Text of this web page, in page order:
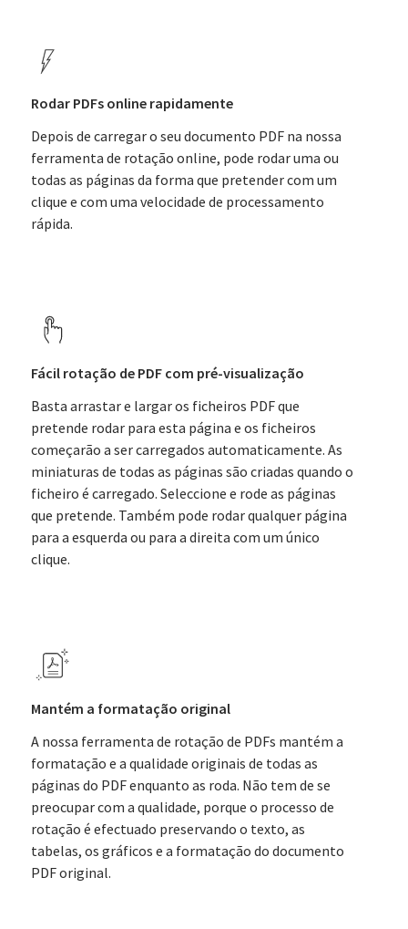
Rodar PDFs online rapidamente
Depois de carregar o seu documento PDF na nossa
ferramenta de rotação online, pode rodar uma ou
todas as páginas da forma que pretender com um
clique e com uma velocidade de processamento
rápida.
Fácil rotação de PDF com pré-visualização
Basta arrastar e largar os ficheiros PDF que
pretende rodar para esta página e os ficheiros
começarão a ser carregados automaticamente. As
miniaturas de todas as páginas são criadas quando o
ficheiro é carregado. Seleccione e rode as páginas
que pretende. Também pode rodar qualquer página
para a esquerda ou para a direita com um único
clique.
Mantém a formatação original
A nossa ferramenta de rotação de PDFs mantém a
formatação e a qualidade originais de todas as
páginas do PDF enquanto as roda. Não tem de se
preocupar com a qualidade, porque o processo de
rotação é efectuado preservando o texto, as
tabelas, os gráficos e a formatação do documento
PDF original.